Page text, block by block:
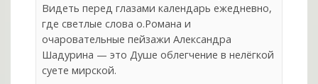
Видеть перед глазами календарь ежедневно,
где светлые слова о.Романа и
очаровательные пейзажи Александра
Шадурина — это Душе облегчение в нелёгкой
суете мирской.